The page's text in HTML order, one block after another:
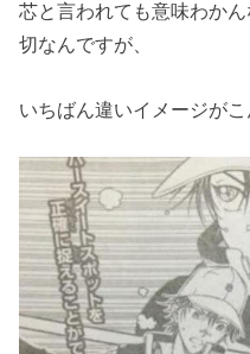
芯と言われても意味わか
切なんですが、
いちばん違いイメージがこ